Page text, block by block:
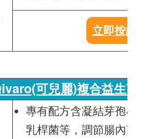
立即按此
可兒麗)複合益生菌
專有配方含凝結芽孢桿
乳桿菌等，調節腸內菌